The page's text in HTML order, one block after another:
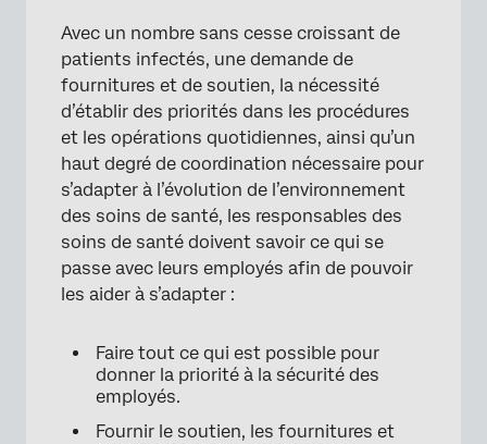
effectifs du secteur de la santé
Traduire le pouls du personnel de santé
Distribution du bulletin d’information sur les
effectifs du secteur de la santé
Rapports
Notifications de réponses
Conditions d’utilisation : COVID-19 Solutions
Autres solutions gratuites COVID-19 XM
FAQs
Avec un nombre sans cesse croissant de
patients infectés, une demande de
fournitures et de soutien, la nécessité
d’établir des priorités dans les procédures
et les opérations quotidiennes, ainsi qu’un
haut degré de coordination nécessaire pour
s’adapter à l’évolution de l’environnement
des soins de santé, les responsables des
soins de santé doivent savoir ce qui se
passe avec leurs employés afin de pouvoir
les aider à s’adapter :
Faire tout ce qui est possible pour
donner la priorité à la sécurité des
employés.
Fournir le soutien, les fournitures et